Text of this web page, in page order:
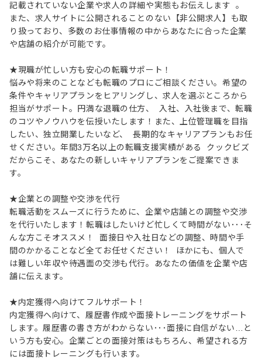
記載されていない企業や求人の詳細や実態もお伝えします 。
また、求人サイトに公開されることのない【非公開求人】も取
り扱っており、多数のお仕事情報の中からあなたに合った企業
や店舗の紹介が可能です。
★現職が忙しい方も安心の転職サポート！
悩みや将来のことなども転職のプロにご相談ください。希望の
条件やキャリアプランをヒアリングし、求人を選ぶところから
担当がサポート。円満な退職の仕方、 入社、入社後まで、転職
のコツやノウハウを伝授いたします！また、上位管理職を目指
したい、独立開業したいなど、 長期的なキャリアプランもお任
せください。年間3万名以上の転職支援実績がある クックビズ
だからこそ、あなたの新しいキャリアプランをご提案できま
す。
★企業との調整や交渉を代行
転職活動をスムーズに行うために、企業や店舗との調整や交渉
を代行いたします！転職はしたいけど忙しくて時間がない･･･そ
んな方こそオススメ！ 面接日や入社日などの調整、時間や手
間のかかることなど全てお任せください！ ほかにも、個人で
は難しい年収や待遇面の交渉も代行。あなたの価値を企業や店
舗に伝えます。
★内定獲得へ向けてフルサポート！
内定獲得へ向けて、履歴書作成や面接トレーニングをサポート
します。履歴書の書き方がわからない･･･面接に自信がない…と
いう方も安心。企業ごとの面接対策はもちろん、希望される方
には面接トレーニングも行います。